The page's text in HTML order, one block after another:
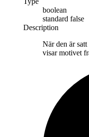
boolean
standard false
Description
När den är
visar motivet